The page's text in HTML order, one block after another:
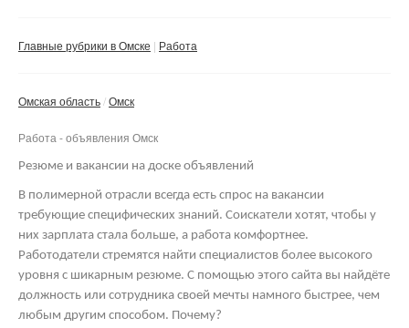
Главные рубрики в Омске Работа
Омская область Омск
Работа - объявления Омск
Резюме и вакансии на доске объявлений
В полимерной отрасли всегда есть спрос на вакансии
требующие специфических знаний. Соискатели хотят, чтобы у
них зарплата стала больше, а работа комфортнее.
Работодатели стремятся найти специалистов более высокого
уровня с шикарным резюме. С помощью этого сайта вы найдёте
должность или сотрудника своей мечты намного быстрее, чем
любым другим способом. Почему?